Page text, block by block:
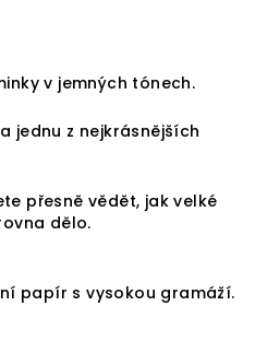
v jemných tónech.
jednu z nejkrásnějších
přesně vědět, jak velké
dělo.
papír s vysokou gramáží.